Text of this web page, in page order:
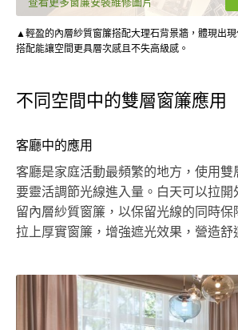
查看更多窗簾安裝維修圖片
▲輕盈的內層紗質窗簾搭配大理石背景牆，體現出
搭配能讓空間更具層次感且不失高級感。
不同空間中的雙層窗簾應用
客廳中的應用
客廳是家庭活動最頻繁的地方，使用雙
要靈活調節光線進入量。白天可以拉開
留內層紗質窗簾，以保留光線的同時保
拉上厚實窗簾，增強遮光效果，營造舒